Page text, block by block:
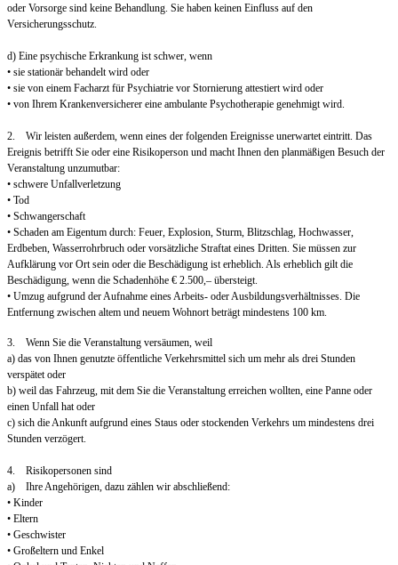
oder Vorsorge sind keine Behandlung. Sie haben keinen Einfluss auf den
Versicherungsschutz.
d) Eine psychische Erkrankung ist schwer, wenn
• sie stationär behandelt wird oder
• sie von einem Facharzt für Psychiatrie vor Stornierung attestiert wird oder
• von Ihrem Krankenversicherer eine ambulante Psychotherapie genehmigt wird.
2. Wir leisten außerdem, wenn eines der folgenden Ereignisse unerwartet eintritt. Das
Ereignis betrifft Sie oder eine Risikoperson und macht Ihnen den planmäßigen Besuch der
Veranstaltung unzumutbar:
• schwere Unfallverletzung
• Tod
• Schwangerschaft
• Schaden am Eigentum durch: Feuer, Explosion, Sturm, Blitzschlag, Hochwasser,
Erdbeben, Wasserrohrbruch oder vorsätzliche Straftat eines Dritten. Sie müssen zur
Aufklärung vor Ort sein oder die Beschädigung ist erheblich. Als erheblich gilt die
Beschädigung, wenn die Schadenhöhe € 2.500,– übersteigt.
• Umzug aufgrund der Aufnahme eines Arbeits- oder Ausbildungsverhältnisses. Die
Entfernung zwischen altem und neuem Wohnort beträgt mindestens 100 km.
3. Wenn Sie die Veranstaltung versäumen, weil
a) das von Ihnen genutzte öffentliche Verkehrsmittel sich um mehr als drei Stunden
verspätet oder
b) weil das Fahrzeug, mit dem Sie die Veranstaltung erreichen wollten, eine Panne oder
einen Unfall hat oder
c) sich die Ankunft aufgrund eines Staus oder stockenden Verkehrs um mindestens drei
Stunden verzögert.
4. Risikopersonen sind
a) Ihre Angehörigen, dazu zählen wir abschließend:
• Kinder
• Eltern
• Geschwister
• Großeltern und Enkel